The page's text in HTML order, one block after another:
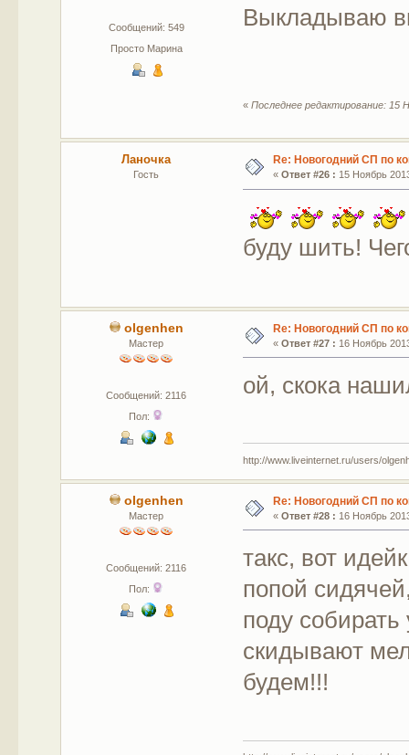
Сообщений: 549
Просто Марина
Выкладываю
«Последнее редактирование: 15
Ланочка
Гость
Re: Новогодний СП по
« Ответ #26 : 15 Ноябрь
буду шить!
olgenhen
Мастер
Сообщений: 2116
Пол:
Re: Новогодний СП по
« Ответ #27 : 16 Ноябрь
ой, скока
http://www.liveinternet.ru/users/
olgenhen
Мастер
Сообщений: 2116
Пол:
Re: Новогодний СП по
« Ответ #28 : 16 Ноябрь
такс, вот
попой
поду
скидывают
будем!!!